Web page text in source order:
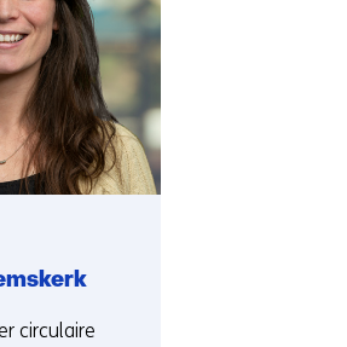
ons
op)
circulaire